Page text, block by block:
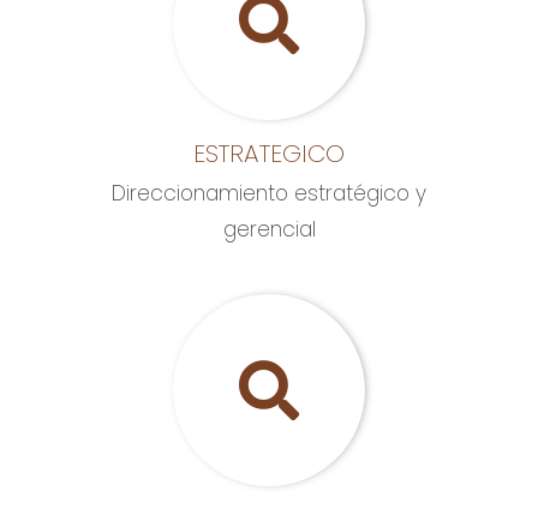
ESTRATEGICO
Direccionamiento estratégico y
gerencial